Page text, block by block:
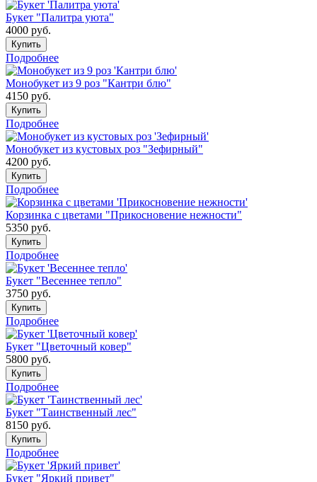
Букет "Палитра уюта"
4000 руб.
Купить
Подробнее
Монобукет из 9 роз "Кантри блю"
4150 руб.
Купить
Подробнее
Монобукет из кустовых роз "Зефирный"
4200 руб.
Купить
Подробнее
Корзинка с цветами "Прикосновение нежности"
5350 руб.
Купить
Подробнее
Букет "Весеннее тепло"
3750 руб.
Купить
Подробнее
Букет "Цветочный ковер"
5800 руб.
Купить
Подробнее
Букет "Таинственный лес"
8150 руб.
Купить
Подробнее
Букет "Яркий привет"